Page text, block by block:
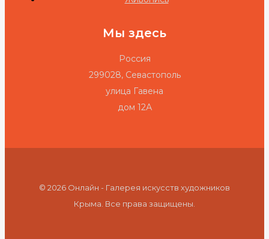
Мы здесь
Россия
299028, Севастополь
улица Гавена
дом 12А
© 2026 Онлайн - Галерея искусств художников
Крыма. Все права защищены.